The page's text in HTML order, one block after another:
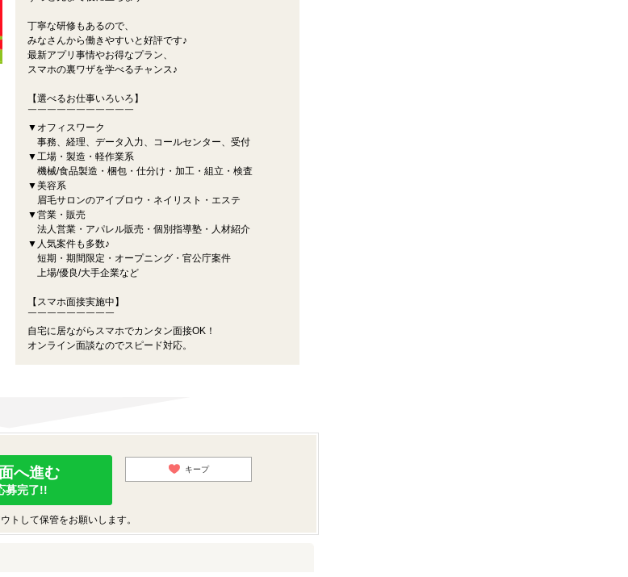
丁寧な研修もあるので、
みなさんから働きやすいと好評です♪
最新アプリ事情やお得なプラン、
スマホの裏ワザを学べるチャンス♪
【選べるお仕事いろいろ】
￣￣￣￣￣￣￣￣￣￣￣
▼オフィスワーク
事務、経理、データ入力、コールセンター、受付
▼工場・製造・軽作業系
機械/食品製造・梱包・仕分け・加工・組立・検査
▼美容系
眉毛サロンのアイブロウ・ネイリスト・エステ
▼営業・販売
法人営業・アパレル販売・個別指導塾・人材紹介
▼人気案件も多数♪
短期・期間限定・オープニング・官公庁案件
上場/優良/大手企業など
【スマホ面接実施中】
￣￣￣￣￣￣￣￣￣
自宅に居ながらスマホでカンタン面接OK！
オンライン面談なのでスピード対応。
へ進む
募完了!!
キープ
トして保管をお願いします。